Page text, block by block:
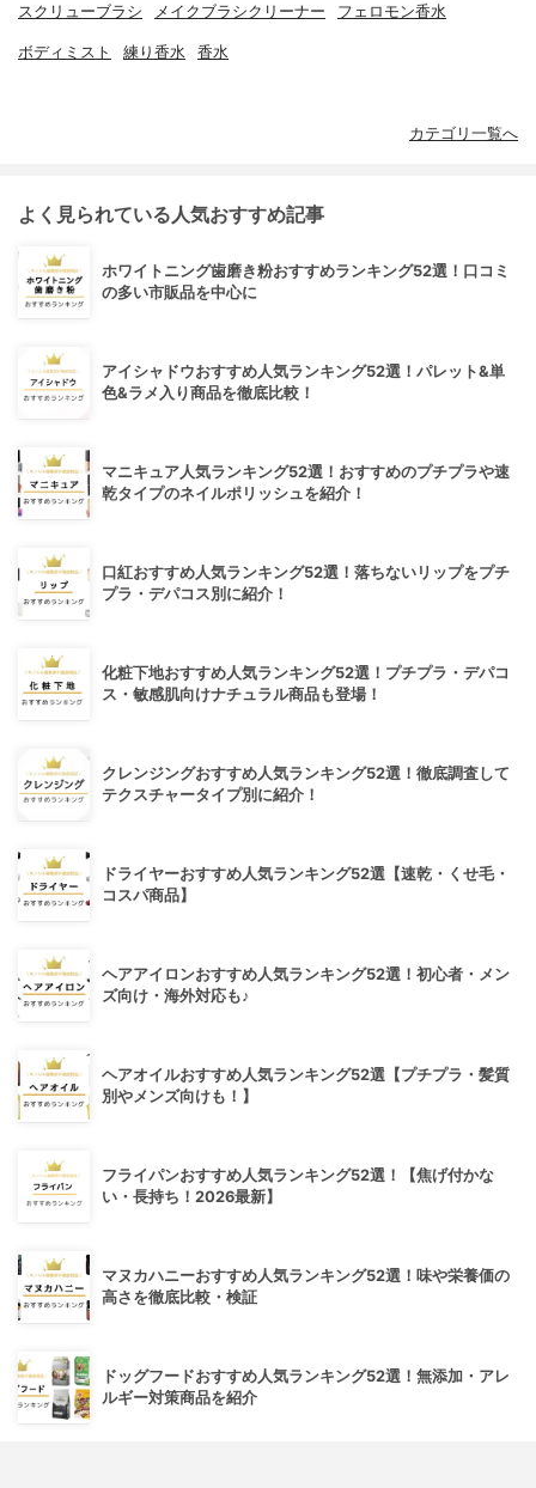
スクリューブラシ メイクブラシクリーナー フェロモン香水
ボディミスト 練り香水 香水
カテゴリ一覧へ
よく見られている人気おすすめ記事
ホワイトニング歯磨き粉おすすめランキング52選！口コミ
の多い市販品を中心に
アイシャドウおすすめ人気ランキング52選！パレット&単
色&ラメ入り商品を徹底比較！
マニキュア人気ランキング52選！おすすめのプチプラや速
乾タイプのネイルポリッシュを紹介！
口紅おすすめ人気ランキング52選！落ちないリップをプチ
プラ・デパコス別に紹介！
化粧下地おすすめ人気ランキング52選！プチプラ・デパコ
ス・敏感肌向けナチュラル商品も登場！
クレンジングおすすめ人気ランキング52選！徹底調査して
テクスチャータイプ別に紹介！
ドライヤーおすすめ人気ランキング52選【速乾・くせ毛・
コスパ商品】
ヘアアイロンおすすめ人気ランキング52選！初心者・メン
ズ向け・海外対応も♪
ヘアオイルおすすめ人気ランキング52選【プチプラ・髪質
別やメンズ向けも！】
フライパンおすすめ人気ランキング52選！【焦げ付かな
い・長持ち！2026最新】
マヌカハニーおすすめ人気ランキング52選！味や栄養価の
高さを徹底比較・検証
ドッグフードおすすめ人気ランキング52選！無添加・アレ
ルギー対策商品を紹介